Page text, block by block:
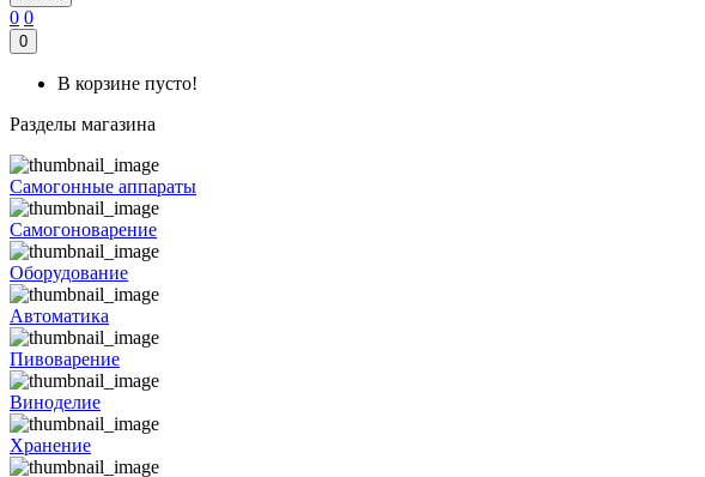
0 0
0
В корзине пусто!
Разделы магазина
Самогонные аппараты
Самогоноварение
Оборудование
Автоматика
Пивоварение
Виноделие
Хранение